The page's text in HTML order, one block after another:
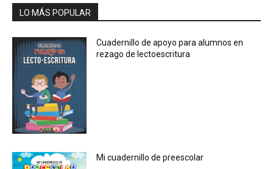
LO MÁS POPULAR
Cuadernillo de apoyo para alumnos en
rezago de lectoescritura
Mi cuadernillo de preescolar